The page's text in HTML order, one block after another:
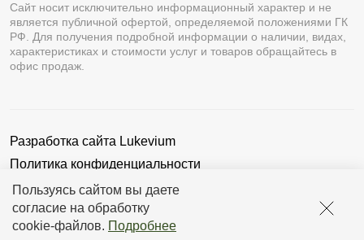
Пользуясь сайтом вы даете
согласие на обработку
cookie-файлов. Подробнее
Сайт носит исключительно информационный характер и не
является публичной офертой, определяемой положениями ГК
РФ. Для получения подробной информации о наличии, видах,
характеристиках и стоимости услуг и товаров обращайтесь в
офис продаж.
Разработка сайта Lukevium
Политика конфиденциальности
Пользовательское соглашение